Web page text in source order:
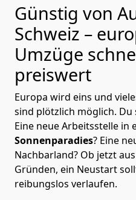
Günstig von
Schweiz –
Umzüge
preiswert
Europa wird eins und
sind plötzlich möglich. Du
Eine neue Arbeitsstelle in
Sonnenparadies? Eine
Nachbarland? Ob jetzt
Gründen, ein Neustart
reibungslos verlaufen.